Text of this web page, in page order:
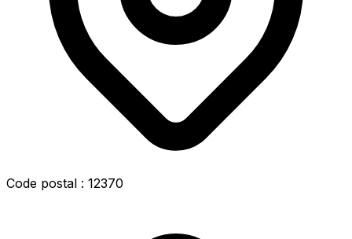
Code postal : 12370